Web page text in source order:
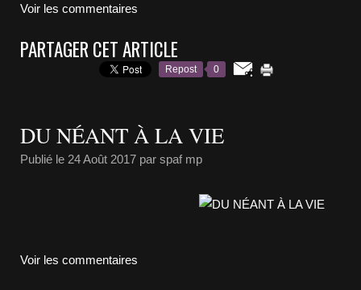
Voir les commentaires
PARTAGER CET ARTICLE
Repost 0
DU NÉANT À LA VIE
Publié le 24 Août 2017 par spaf mp
Voir les commentaires